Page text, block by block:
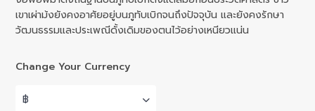
เขาเผ่าม้งยังคงอาศัยอยู่บนภูทับเบิกจนถึงปัจจุบัน และยังคงรักษา
วัฒนธรรมและประเพณีดั้งเดิมของตนไว้อย่างเหนียวแน่น
Change Your Currency
฿